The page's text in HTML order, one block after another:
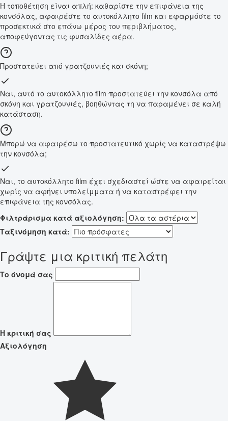
Η τοποθέτηση είναι απλή: καθαρίστε την επιφάνεια της
κονσόλας, αφαιρέστε το αυτοκόλλητο film και εφαρμόστε το
προσεκτικά στο επάνω μέρος του περιβλήματος,
αποφεύγοντας τις φυσαλίδες αέρα.
Προστατεύει από γρατζουνιές και σκόνη;
Ναι, αυτό το αυτοκόλλητο film προστατεύει την κονσόλα από
σκόνη και γρατζουνιές, βοηθώντας τη να παραμένει σε καλή
κατάσταση.
Μπορώ να αφαιρέσω το προστατευτικό χωρίς να καταστρέψω
την κονσόλα;
Ναι, το αυτοκόλλητο film έχει σχεδιαστεί ώστε να αφαιρείται
χωρίς να αφήνει υπολείμματα ή να καταστρέφει την
επιφάνεια της κονσόλας.
Φιλτράρισμα κατά αξιολόγηση:
Ταξινόμηση κατά:
Γράψτε μια κριτική πελάτη
Το όνομά σας
Η κριτική σας
Αξιολόγηση